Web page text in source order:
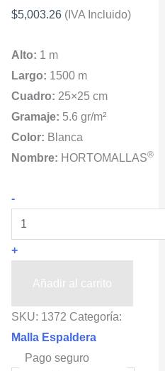
$5,003.26 (IVA Incluido)
Alto: 1 m
Largo: 1500 m
Cuadro: 25×25 cm
Gramaje: 5.6 gr/m²
Color: Blanca
Nombre: HORTOMALLAS®
-Malla
Espaldera
Chiles
HORTOMALLAS®
1x1500m
+
Añadir al carrito
SKU: 1372 Categoría:
Malla Espaldera
Pago seguro